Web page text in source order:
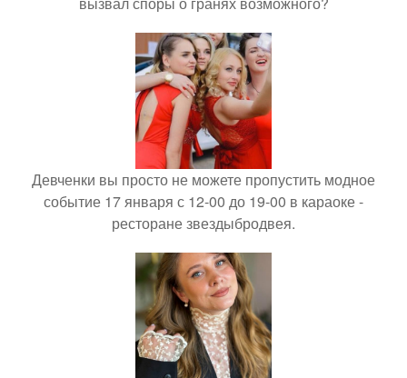
Девченки вы просто не можете пропустить модное
событие 17 января с 12-00 до 19-00 в караоке -
ресторане звездыбродвея.